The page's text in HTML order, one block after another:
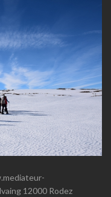
12000 Rodez